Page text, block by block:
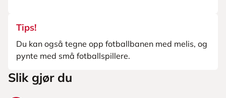
Tips!
Du kan også tegne opp fotballbanen med melis, og
pynte med små fotballspillere.
Slik gjør du